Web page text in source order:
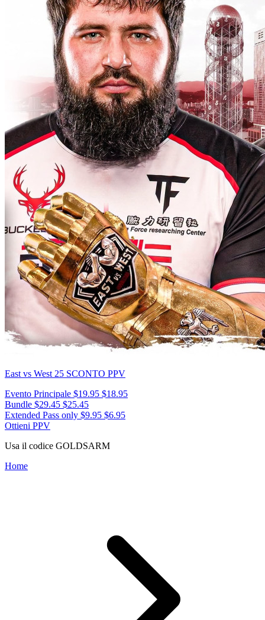
East vs West 25 SCONTO PPV
Evento Principale $19.95 $18.95
Bundle $29.45 $25.45
Extended Pass only $9.95 $6.95
Ottieni PPV
Usa il codice GOLDSARM
Home